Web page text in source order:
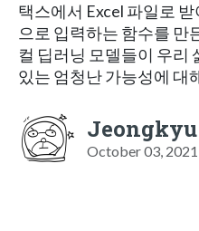
택스에서 Excel 파일로
으로 입력하는 함수를 만
컬 딥러닝 모델들이 우리
있는 엄청난 가능성에 대
October 03, 2021